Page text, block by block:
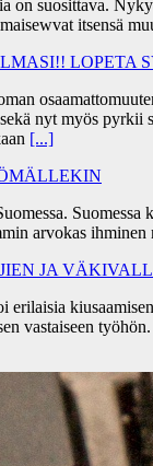
on suosittava.
itsensä
LOPETA
nyt myös pyrkii
[...]
Suomessa
arvokas
JA
vastaiseen